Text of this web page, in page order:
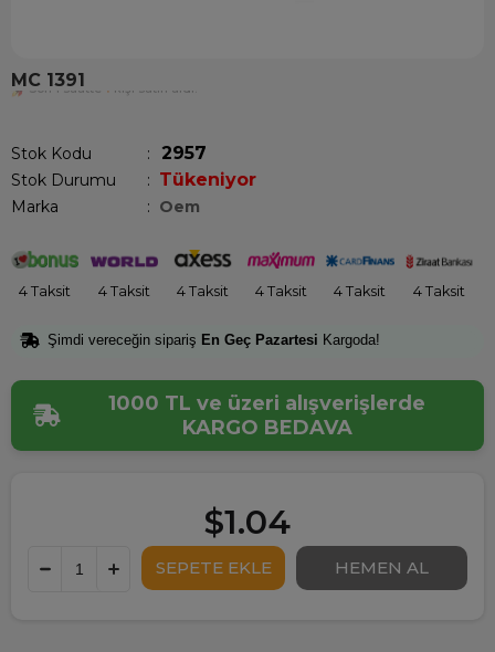
MC 1391
Stok Kodu 2957
Stok Durumu : Tükeniyor
Marka : Oem
4 Taksit 4 Taksit 4 Taksit 4 Taksit 4 Taksit 4 Taksit
Şimdi vereceğin sipariş En Geç Pazartesi Kargoda!
1000 TL ve üzeri alışverişlerde
KARGO BEDAVA
$1.04